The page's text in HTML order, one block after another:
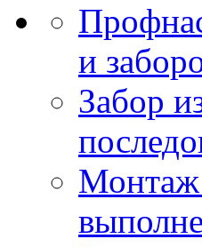
и
Забор
Монтаж